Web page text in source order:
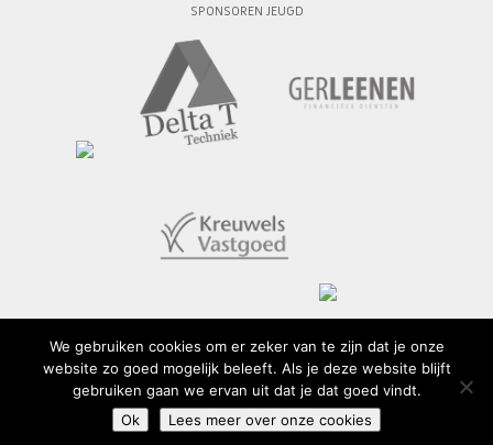
SPONSOREN JEUGD
© 2015 - 2026 SV Geuldal
Privacy policy -Cookiebeleid- Website design:Ralph Souren
We gebruiken cookies om er zeker van te zijn dat je onze
website zo goed mogelijk beleeft. Als je deze website blijft
gebruiken gaan we ervan uit dat je dat goed vindt.
Ok
Lees meer over onze cookies